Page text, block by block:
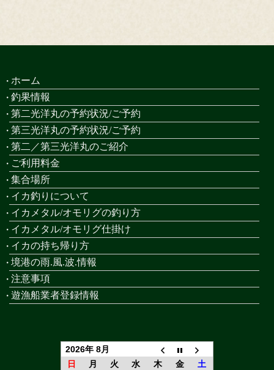
ホーム
釣果情報
第二光洋丸の予約状況/ご予約
第三光洋丸の予約状況/ご予約
第二／第三光洋丸のご紹介
ご利用料金
集合場所
イカ釣りについて
イカメタル/オモリグの釣り方
イカメタル/オモリグ仕掛け
イカの持ち帰り方
境港の雨.風.波.情報
注意事項
遊漁船業者登録情報
2026年 8月
日
月 火 水 木 金
土